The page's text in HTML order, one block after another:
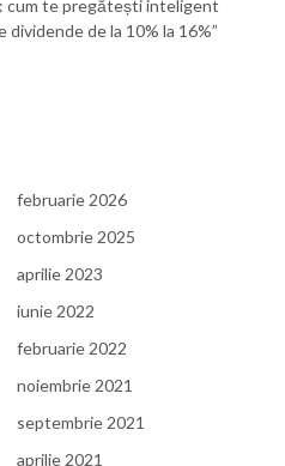
cum te pregătești inteligent
de la 10% la 16%”
februarie 2026
octombrie 2025
aprilie 2023
iunie 2022
februarie 2022
noiembrie 2021
septembrie 2021
aprilie 2021